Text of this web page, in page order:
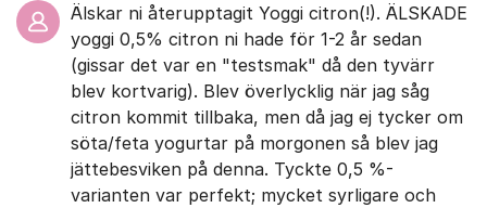
Älskar ni återupptagit Yoggi citron(!). ÄLSKADE
yoggi 0,5% citron ni hade för 1-2 år sedan
(gissar det var en "testsmak" då den tyvärr
blev kortvarig). Blev överlycklig när jag såg
citron kommit tillbaka, men då jag ej tycker om
söta/feta yogurtar på morgonen så blev jag
jättebesviken på denna. Tyckte 0,5 %-
varianten var perfekt; mycket syrligare och